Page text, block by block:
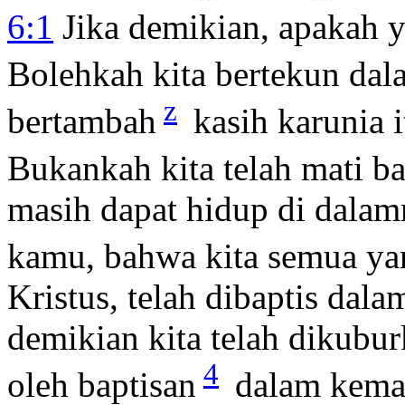
6:1 Jika demikian, apakah
Bolehkah kita bertekun
bertambah z kasih karunia
Bukankah kita telah mati
masih dapat hidup di
kamu, bahwa kita semua
Kristus, telah dibaptis
demikian kita telah
oleh baptisan 4 dalam